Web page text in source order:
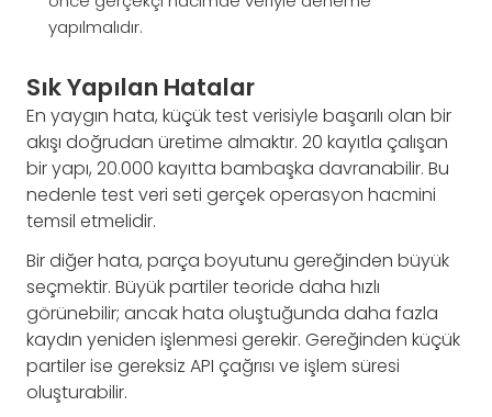
yapılmalıdır.
Sık Yapılan Hatalar
En yaygın hata, küçük test verisiyle başarılı olan bir
akışı doğrudan üretime almaktır. 20 kayıtla çalışan
bir yapı, 20.000 kayıtta bambaşka davranabilir. Bu
nedenle test veri seti gerçek operasyon hacmini
temsil etmelidir.
Bir diğer hata, parça boyutunu gereğinden büyük
seçmektir. Büyük partiler teoride daha hızlı
görünebilir; ancak hata oluştuğunda daha fazla
kaydın yeniden işlenmesi gerekir. Gereğinden küçük
partiler ise gereksiz API çağrısı ve işlem süresi
oluşturabilir.